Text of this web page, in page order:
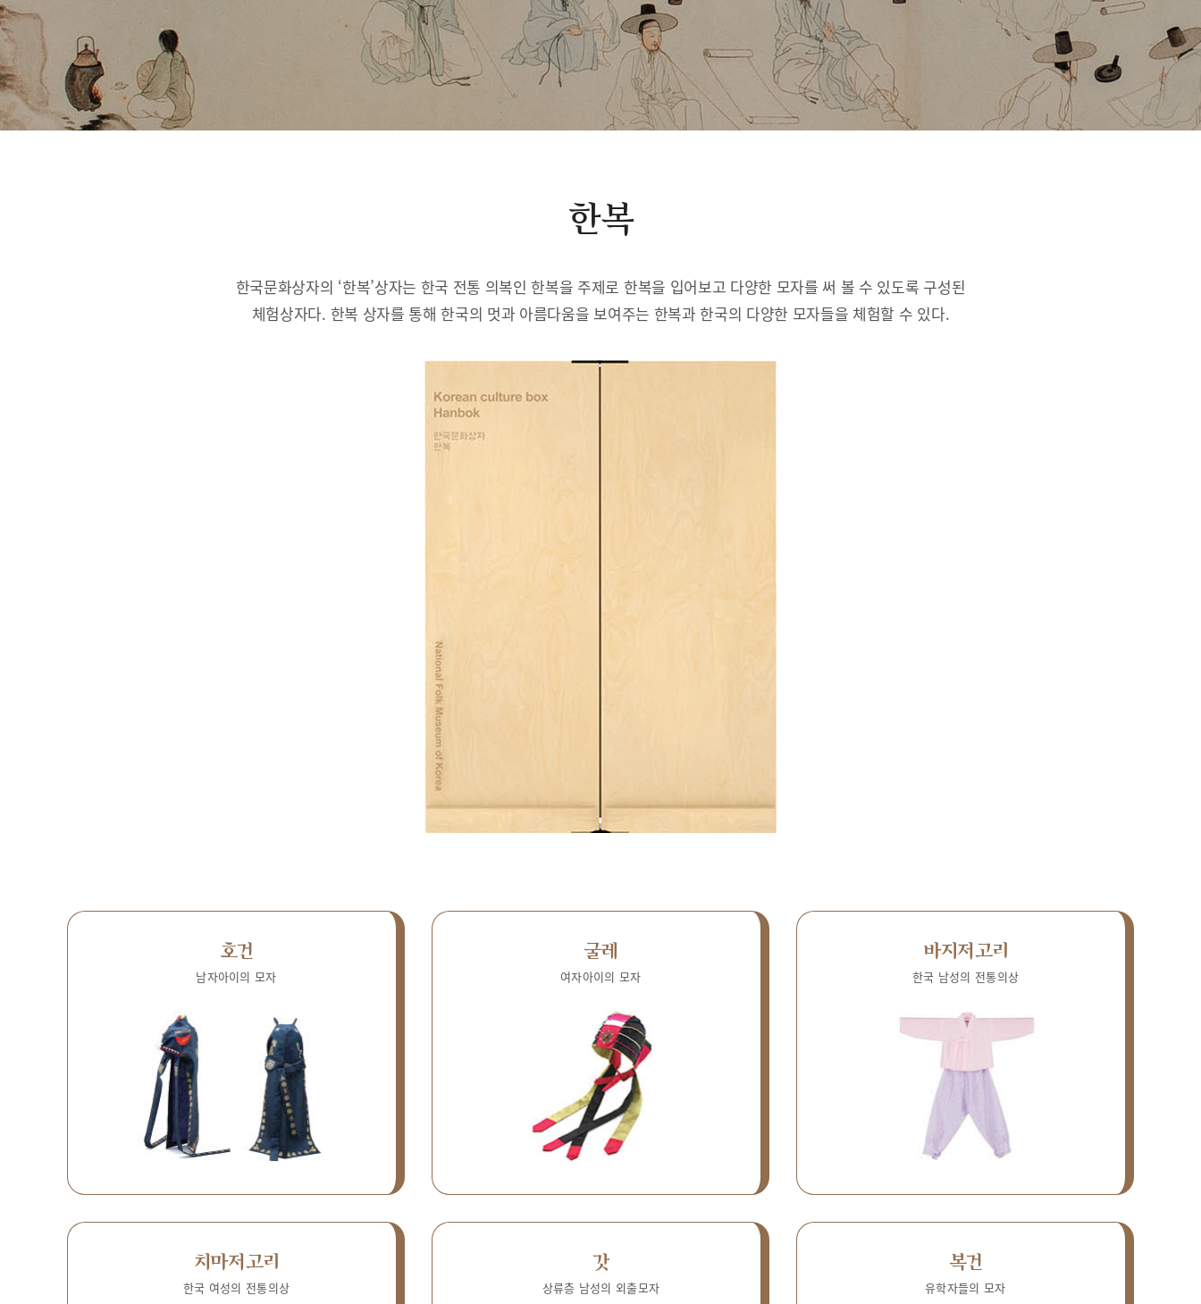
한복
한국문화상자의 ‘한복’상자는 한국 전통 의복인 한복을 주제로 한복을 입어보고 다양한 모자를 써 볼 수 있도록 구성된
체험상자다. 한복 상자를 통해 한국의 멋과 아름다움을 보여주는 한복과 한국의 다양한 모자들을 체험할 수 있다.
호건
남자아이의 모자
굴레
여자아이의 모자
바지저고리
한국 남성의 전통의상
치마저고리
한국 여성의 전통의상
갓
상류층 남성의 외출모자
복건
유학자들의 모자